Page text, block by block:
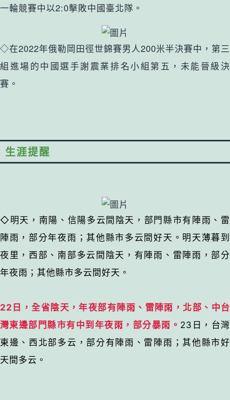
一輪競賽中以2:0擊敗中國臺北隊。
◇在2022年俄勒岡田徑世錦賽男人200米半決賽中，第三
組進場的中國選手謝震業排名小組第五，未能晉級決
賽。
生涯提醒
◇ 明天，南陽、信陽多云間陰天，部門縣市有陣雨、雷
陣雨，部分年夜雨；其他縣市多云間好天。明天薄暮到
夜里，西部、南部多云間陰天，有陣雨、雷陣雨，部分
年夜雨；其他縣市多云間好天。
22日，全省陰天，年夜部有陣雨、雷陣雨，北部、中台
灣東邊部門縣市有中到年夜雨，部分暴雨。 23日，台灣
東邊、西北部多云，部分有陣雨、雷陣雨；其他縣市好
天間多云。